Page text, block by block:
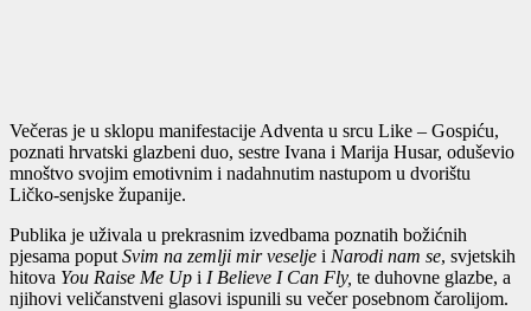
Večeras je u sklopu manifestacije Adventa u srcu Like – Gospiću,
poznati hrvatski glazbeni duo, sestre Ivana i Marija Husar, oduševio
mnoštvo svojim emotivnim i nadahnutim nastupom u dvorištu
Ličko-senjske županije.
Publika je uživala u prekrasnim izvedbama poznatih božićnih
pjesama poput Svim na zemlji mir veselje i Narodi nam se, svjetskih
hitova You Raise Me Up i I Believe I Can Fly, te duhovne glazbe, a
njihovi veličanstveni glasovi ispunili su večer posebnom čarolijom.